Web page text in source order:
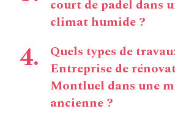
court de padel dans
climat humide ?
Quels types de
Entreprise de
Montluel dans une
ancienne ?